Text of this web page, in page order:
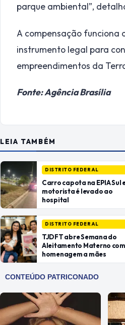
parque ambiental”,
A compensação funciona
instrumento legal para
empreendimentos da
Fonte: Agência Brasília
LEIA TAMBÉM
DISTRITO FEDERAL
Carro capota na EPIA Sul
motorista é levado ao
hospital
DISTRITO FEDERAL
TJDFT abre Semana do
Aleitamento Materno com
homenagem a mães